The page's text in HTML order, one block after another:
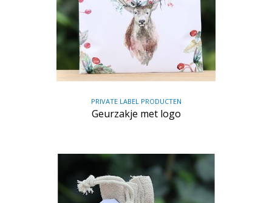
PRIVATE LABEL PRODUCTEN
Geurzakje met logo